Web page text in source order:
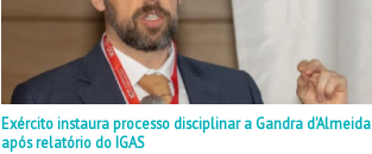
Exército instaura processo disciplinar a Gandra d'Almeida
após relatório do IGAS